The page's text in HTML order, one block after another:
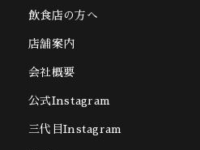
飲食店の方へ
店舗案内
会社概要
公式Instagram
三代目Instagram